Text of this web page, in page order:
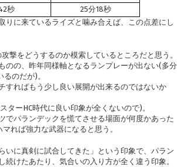
秒
25分18秒
りに来ているライズと噛み合えば、この点差にし
撃をどうするのか模索しているところだと思う。
のの、昨年同様軸となるランプレーが出ない(多分
のだが)。
すればもう少し良い展開が出来るのではないか
ターHC時代に良い印象が全くないので)。
でパランデックを慌てさせる場面が何度かあった
れば強力な武器になると思う。
いに真剣に試合してきた」という印象で、パラン
けたあたり、気合いの入り方が全く違う印象。